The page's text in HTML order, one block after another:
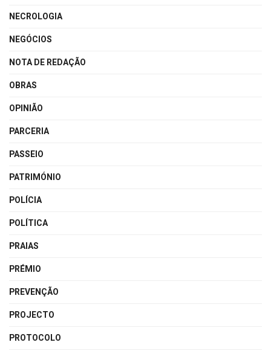
NECROLOGIA
NEGÓCIOS
NOTA DE REDAÇÃO
OBRAS
OPINIÃO
PARCERIA
PASSEIO
PATRIMÓNIO
POLÍCIA
POLÍTICA
PRAIAS
PRÉMIO
PREVENÇÃO
PROJECTO
PROTOCOLO